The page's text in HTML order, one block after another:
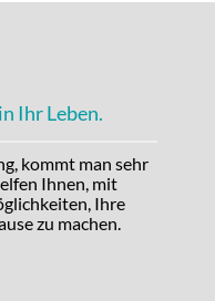
Ihr Leben.
kommt man sehr
Ihnen, mit
Ihre
zu machen.